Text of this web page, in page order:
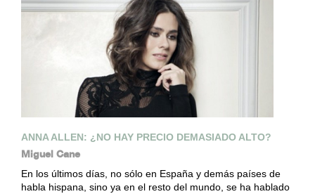
ANNA ALLEN: ¿NO HAY PRECIO DEMASIADO ALTO?
Miguel Cane
En los últimos días, no sólo en España y demás países de
habla hispana, sino ya en el resto del mundo, se ha hablado